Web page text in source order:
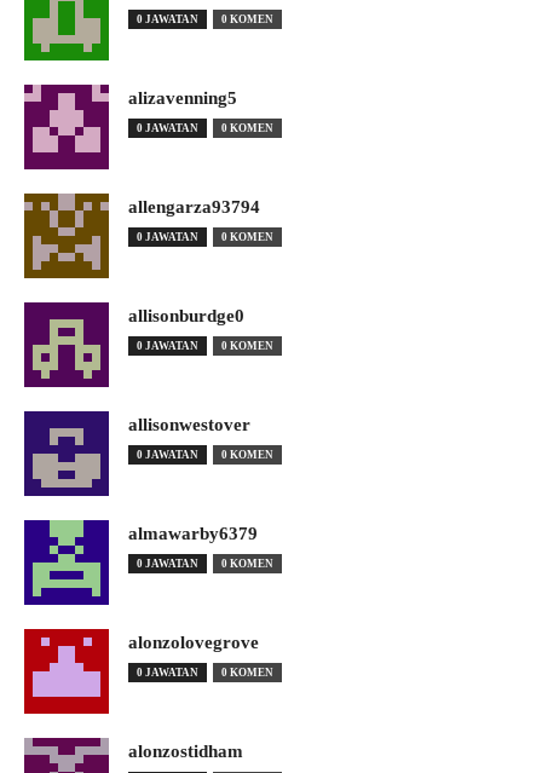
0 JAWATAN 0 KOMEN
alizavenning5
0 JAWATAN 0 KOMEN
allengarza93794
0 JAWATAN 0 KOMEN
allisonburdge0
0 JAWATAN 0 KOMEN
allisonwestover
0 JAWATAN 0 KOMEN
almawarby6379
0 JAWATAN 0 KOMEN
alonzolovegrove
0 JAWATAN 0 KOMEN
alonzostidham